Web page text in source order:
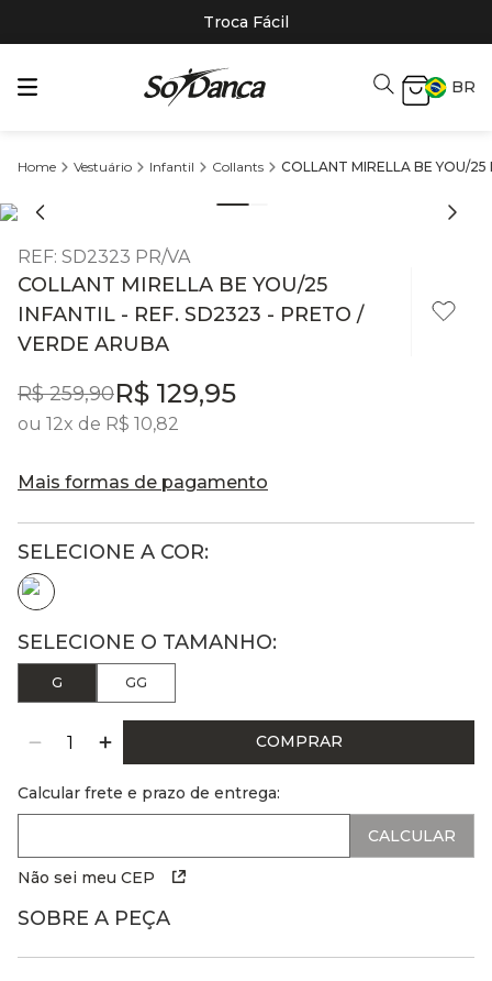
Troca Fácil
BR
Vestuário Infantil Collants COLLANT MIRELLA BE YOU/
REF: SD2323 PR/VA
COLLANT MIRELLA BE YOU/25
INFANTIL - REF. SD2323 - PRETO /
VERDE ARUBA
R$ 259,90R$ 129,95
ou 12x de R$ 10,82
Mais formas de pagamento
G GG
COMPRAR
Calcular frete e prazo de entrega:
Não sei meu CEP
SOBRE A PEÇA